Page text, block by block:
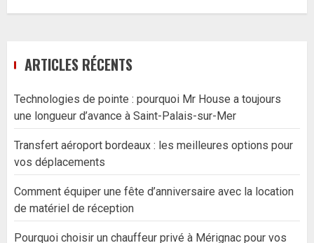
ARTICLES RÉCENTS
Technologies de pointe : pourquoi Mr House a toujours
une longueur d’avance à Saint-Palais-sur-Mer
Transfert aéroport bordeaux : les meilleures options pour
vos déplacements
Comment équiper une fête d’anniversaire avec la location
de matériel de réception
Pourquoi choisir un chauffeur privé à Mérignac pour vos